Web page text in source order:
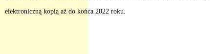
elektroniczną kopią aż do końca 2022 roku.